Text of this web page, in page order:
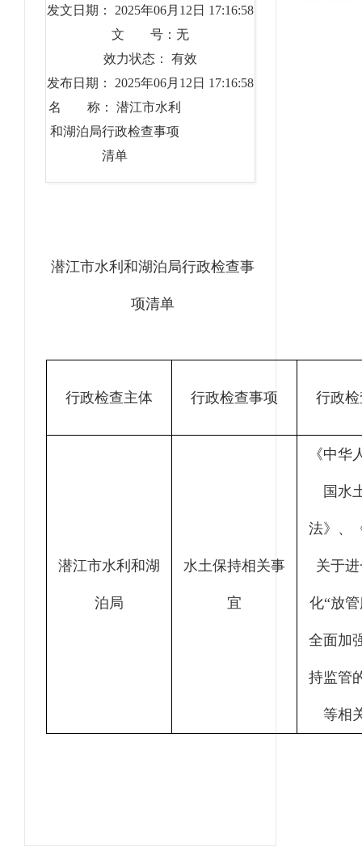
发文日期： 2025年06月12日 17:16:58
文 号：无
效力状态： 有效
发布日期： 2025年06月12日 17:16:58
名 称： 潜江市水利
和湖泊局行政检查事项
清单
潜江市水利和湖泊局行政检查事
项清单
行政检查主体 行政检查事项 行政
潜江市水利和湖
泊局
水土保持相关事
宜
《中华
国水
法》、
关于
化“放
全面加
持监管
等相